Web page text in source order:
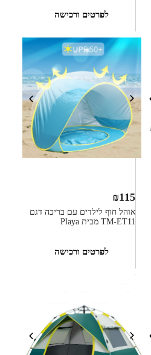
לפרטים ורכישה
אוהל חוף לילדים עם בריכה דגם
TM-ET11 מבית Playa
₪115
לפרטים ורכישה